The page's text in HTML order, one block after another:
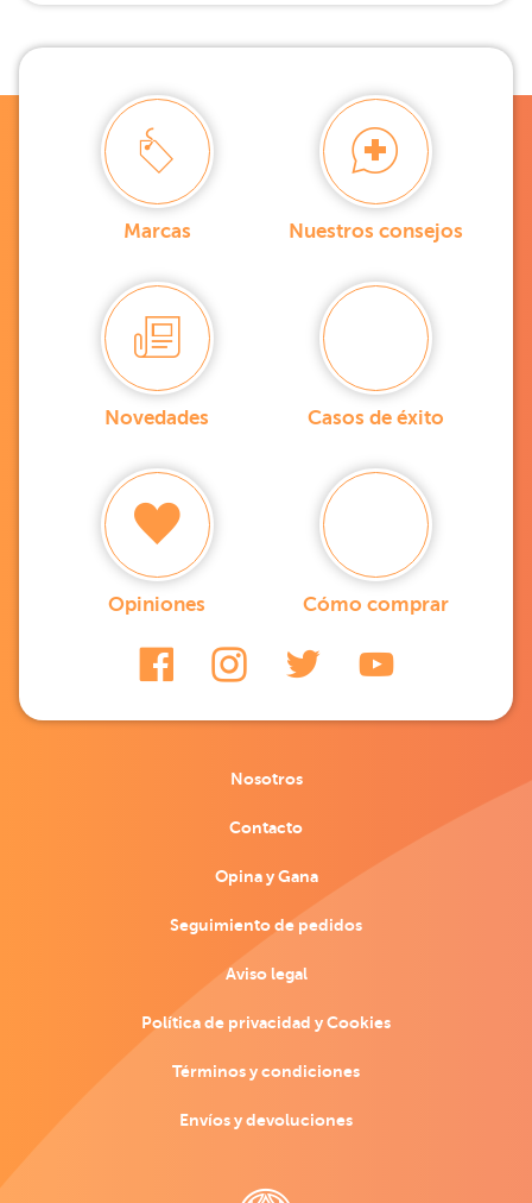
Marcas Nuestros consejos
Novedades Casos de éxito
Opiniones Cómo comprar
Nosotros
Contacto
Opina y Gana
Seguimiento de pedidos
Aviso legal
Política de privacidad y Cookies
Términos y condiciones
Envíos y devoluciones